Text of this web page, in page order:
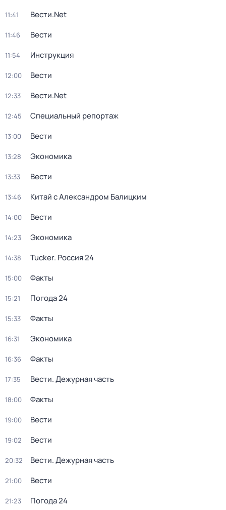
11:41 Вести.Net
11:46 Вести
11:54 Инструкция
12:00 Вести
12:33 Вести.Net
12:45 Специальный репортаж
13:00 Вести
13:28 Экономика
13:33 Вести
13:46 Китай с Александром Балицким
14:00 Вести
14:23 Экономика
14:38 Tucker. Россия 24
15:00 Факты
15:21 Погода 24
15:33 Факты
16:31 Экономика
16:36 Факты
17:35 Вести. Дежурная часть
18:00 Факты
19:00 Вести
19:02 Вести
20:32 Вести. Дежурная часть
21:00 Вести
21:23 Погода 24